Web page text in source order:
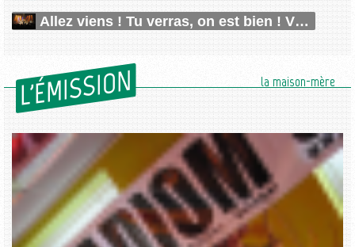
Allez viens ! Tu verras, on est bien ! Viens !
L'ÉMISSION la maison-mère